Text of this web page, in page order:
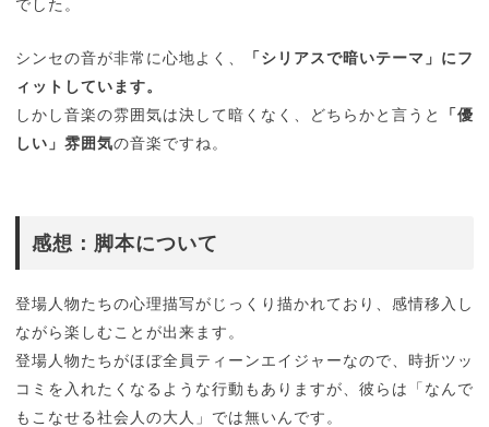
でした。
シンセの音が非常に心地よく、
「シリアスで暗いテーマ」にフ
ィットしています。
しかし音楽の雰囲気は決して暗くなく、どちらかと言うと
「優
しい」雰囲気の音楽ですね。
感想：脚本について
登場人物たちの心理描写がじっくり描かれており、感情移入し
ながら楽しむことが出来ます。
登場人物たちがほぼ全員ティーンエイジャーなので、時折ツッ
コミを入れたくなるような行動もありますが、彼らは「なんで
もこなせる社会人の大人」では無いんです。